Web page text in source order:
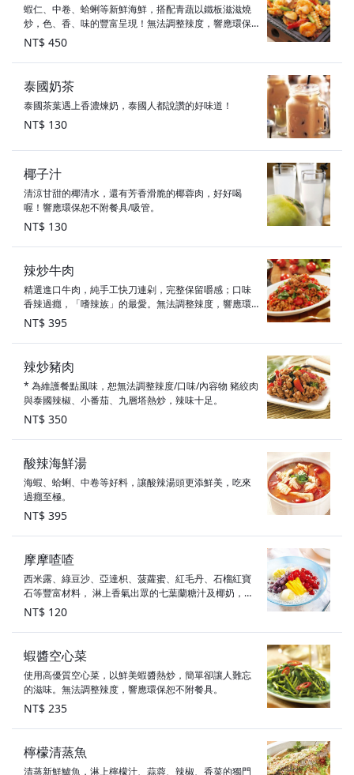
蝦仁、中卷、蛤蜊等新鮮海鮮，搭配青蔬以鐵板滋滋燒
炒，色、香、味的豐富呈現！無法調整辣度，響應環保
恕不附餐具。
NT$ 450
泰國奶茶
泰國茶葉遇上香濃煉奶，泰國人都說讚的好味道！
NT$ 130
椰子汁
清涼甘甜的椰清水，還有芳香滑脆的椰蓉肉，好好喝
喔！響應環保恕不附餐具/吸管。
NT$ 130
辣炒牛肉
精選進口牛肉，純手工快刀連剁，完整保留嚼感；口味
香辣過癮，「嗜辣族」的最愛。無法調整辣度，響應環
保恕不附餐具。「產地：美國牛」
NT$ 395
辣炒豬肉
* 為維護餐點風味，恕無法調整辣度/口味/內容物 豬絞肉
與泰國辣椒、小番茄、九層塔熱炒，辣味十足。
NT$ 350
酸辣海鮮湯
海蝦、蛤蜊、中卷等好料，讓酸辣湯頭更添鮮美，吃來
過癮至極。
NT$ 395
摩摩喳喳
西米露、綠豆沙、亞達枳、菠蘿蜜、紅毛丹、石榴紅寶
石等豐富材料， 淋上香氣出眾的七葉蘭糖汁及椰奶，瓦
城超人氣招牌甜點。
NT$ 120
蝦醬空心菜
使用高優質空心菜，以鮮美蝦醬熱炒，簡單卻讓人難忘
的滋味。無法調整辣度，響應環保恕不附餐具。
NT$ 235
檸檬清蒸魚
清蒸新鮮鱸魚，淋上檸檬汁、蒜蓉、辣椒、香菜的獨門